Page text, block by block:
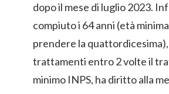
dopo il mese di luglio 2023.
compiuto i 64 anni (età
prendere la quattordicesima),
trattamenti entro 2 volte il
minimo INPS, ha diritto alla